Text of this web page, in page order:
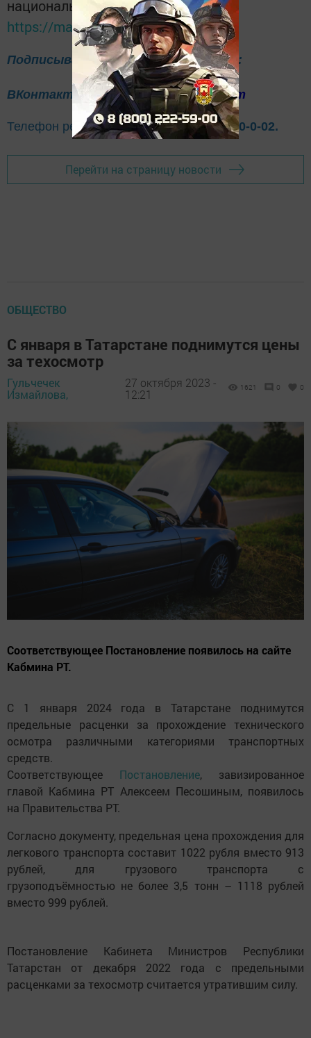
национальном мессенджере MАХ:
https://max.ru/tatmedia
Подписывайтесь на нас в соцсетях:
ВКонтакте Одноклассники Telegram
Телефон рекламного отдела 8(843)47-30-0-02.
Перейти на страницу новости
ОБЩЕСТВО
С января в Татарстане поднимутся цены
за техосмотр
Гульчечек
Измайлова,
27 октября 2023 -
12:21
1621 0 0
Соответствующее Постановление появилось на сайте
Кабмина РТ.
С 1 января 2024 года в Татарстане поднимутся
предельные расценки за прохождение технического
осмотра различными категориями транспортных
средств.
Соответствующее Постановление, завизированное
главой Кабмина РТ Алексеем Песошиным, появилось
на Правительства РТ.
Согласно документу, предельная цена прохождения для
легкового транспорта составит 1022 рубля вместо 913
рублей, для грузового транспорта с
грузоподъёмностью не более 3,5 тонн – 1118 рублей
вместо 999 рублей.
Постановление Кабинета Министров Республики
Татарстан от декабря 2022 года с предельными
расценками за техосмотр считается утратившим силу.